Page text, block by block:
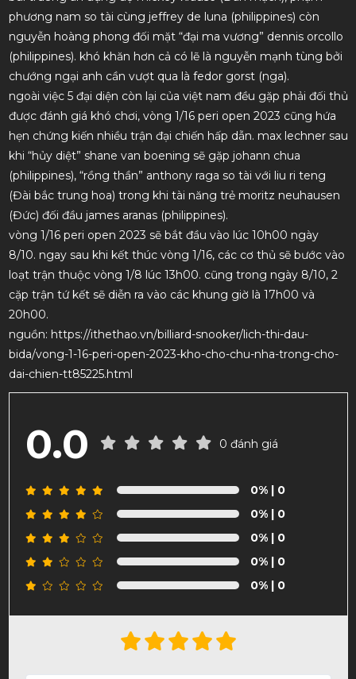
phương nam so tài cùng jeffrey de luna (philippines) còn
nguyễn hoàng phong đối mặt “đại ma vương” dennis orcollo
(philippines). khó khăn hơn cả có lẽ là nguyễn mạnh tùng bởi
chướng ngại anh cần vượt qua là fedor gorst (nga).
ngoài việc 5 đại diện còn lại của việt nam đều gặp phải đối thủ
được đánh giá khó chơi, vòng 1/16 peri open 2023 cũng hứa
hẹn chứng kiến nhiều trận đại chiến hấp dẫn. max lechner sau
khi “hủy diệt” shane van boening sẽ gặp johann chua
(philippines), “rồng thần” anthony raga so tài với liu ri teng
(Đài bắc trung hoa) trong khi tài năng trẻ moritz neuhausen
(Đức) đối đầu james aranas (philippines).
vòng 1/16 peri open 2023 sẽ bắt đầu vào lúc 10h00 ngày
8/10. ngay sau khi kết thúc vòng 1/16, các cơ thủ sẽ bước vào
loạt trận thuộc vòng 1/8 lúc 13h00. cũng trong ngày 8/10, 2
cặp trận tứ kết sẽ diễn ra vào các khung giờ là 17h00 và
20h00.
nguồn: https://ithethao.vn/billiard-snooker/lich-thi-dau-
bida/vong-1-16-peri-open-2023-kho-cho-chu-nha-trong-cho-
dai-chien-tt85225.html
0.0 0 đánh giá
0%| 0
0%| 0
0%| 0
0%| 0
0%| 0